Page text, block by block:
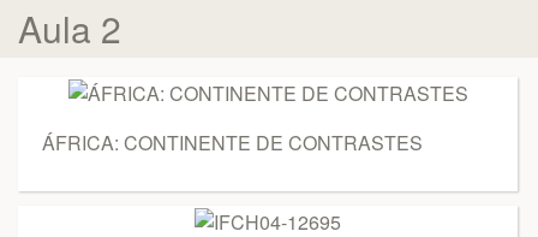
Aula 2
ÁFRICA: CONTINENTE DE CONTRASTES